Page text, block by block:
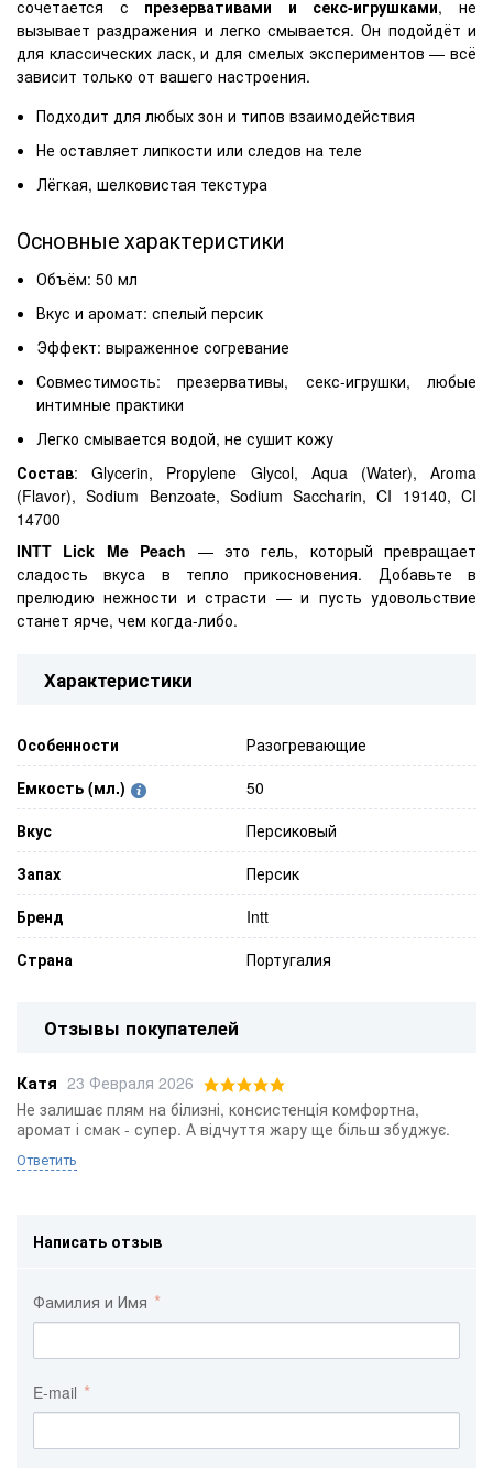
сочетается с презервативами и секс-игрушками, не
вызывает раздражения и легко смывается. Он подойдёт и
для классических ласк, и для смелых экспериментов — всё
зависит только от вашего настроения.
Подходит для любых зон и типов взаимодействия
Не оставляет липкости или следов на теле
Лёгкая, шелковистая текстура
Основные характеристики
Объём: 50 мл
Вкус и аромат: спелый персик
Эффект: выраженное согревание
Совместимость: презервативы, секс-игрушки, любые
интимные практики
Легко смывается водой, не сушит кожу
Состав: Glycerin, Propylene Glycol, Aqua (Water), Aroma
(Flavor), Sodium Benzoate, Sodium Saccharin, CI 19140, CI
14700
INTT Lick Me Peach — это гель, который превращает
сладость вкуса в тепло прикосновения. Добавьте в
прелюдию нежности и страсти — и пусть удовольствие
станет ярче, чем когда-либо.
Характеристики
Особенности
Разогревающие
Емкость (мл.)
50
Вкус
Персиковый
Запах
Персик
Бренд
Intt
Страна
Португалия
Отзывы покупателей
Катя 23 Февраля 2026
Не залишає плям на білизні, консистенція комфортна,
аромат і смак - супер. А відчуття жару ще більш збуджує.
Ответить
Написать отзыв
Фамилия и Имя
E-mail